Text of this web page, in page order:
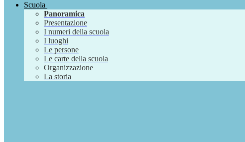
Scuola
Panoramica
Presentazione
I numeri della scuola
I luoghi
Le persone
Le carte della scuola
Organizzazione
La storia